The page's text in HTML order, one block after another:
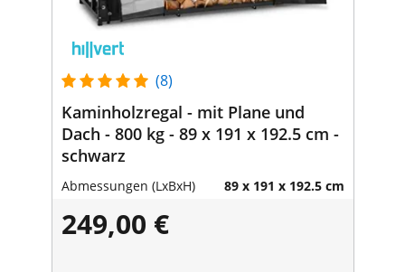
(8)
Kaminholzregal - mit Plane und
Dach - 800 kg - 89 x 191 x 192.5 cm -
schwarz
Abmessungen (LxBxH) 89 x 191 x 192.5 cm
249,00 €